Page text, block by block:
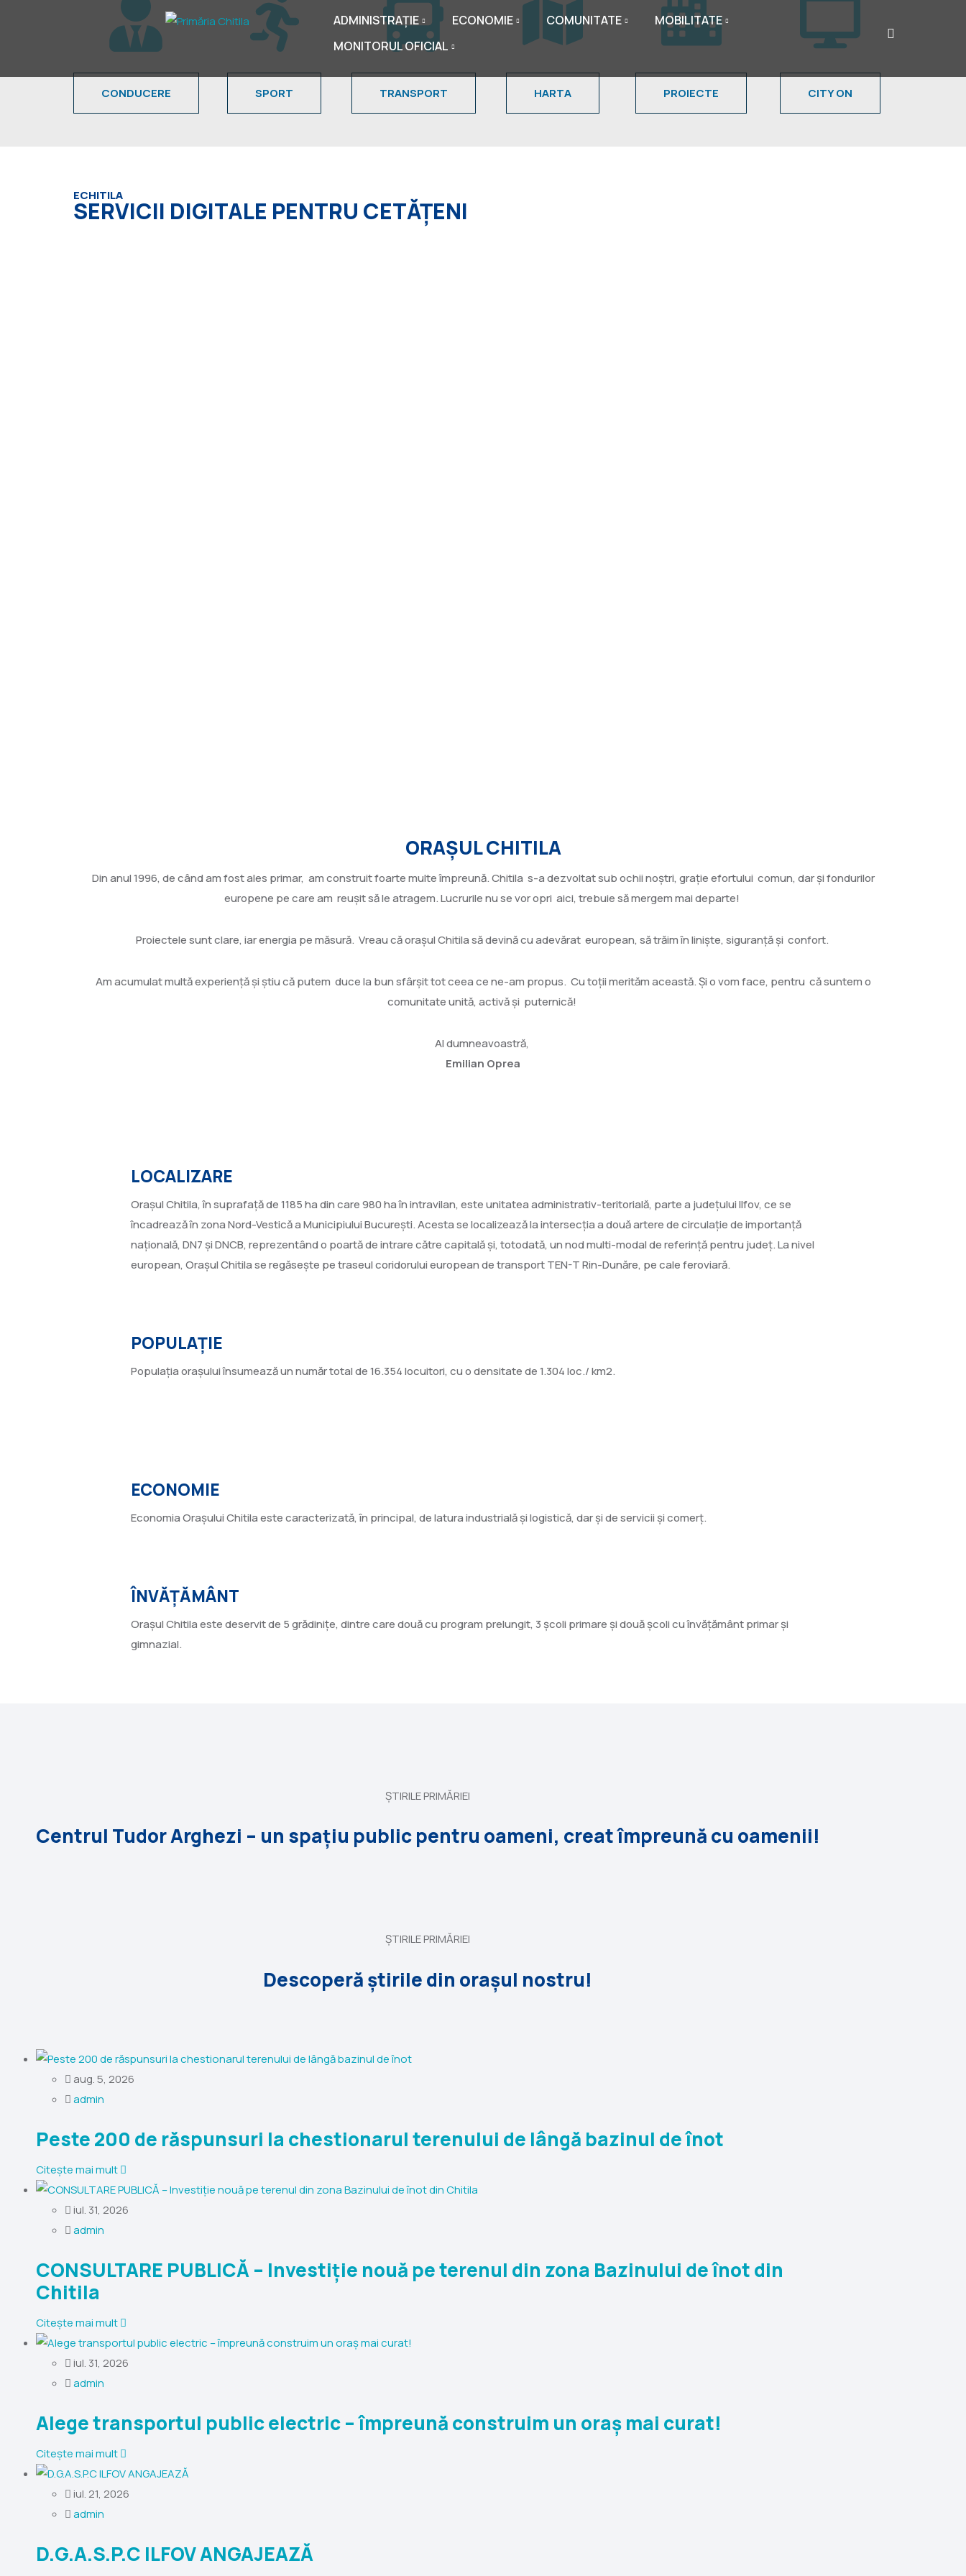
ADMINISTRAȚIE ECONOMIE COMUNITATE
MOBILITATE
MONITORUL OFICIAL
CONDUCERE SPORT TRANSPORT HARTA PROIECTE CITY ON
ECHITILA
SERVICII DIGITALE PENTRU CETĂȚENI
ORAȘUL CHITILA
Din anul 1996, de când am fost ales primar, am construit foarte multe împreună. Chitila s-a dezvoltat sub ochii noştri, graţie efortului comun, dar şi fondurilor
europene pe care am reuşit să le atragem. Lucrurile nu se vor opri aici, trebuie să mergem mai departe!
Proiectele sunt clare, iar energia pe măsură. Vreau că oraşul Chitila să devină cu adevărat european, să trăim în linişte, siguranţă şi confort.
Am acumulat multă experienţă şi ştiu că putem duce la bun sfârşit tot ceea ce ne-am propus. Cu toţii merităm această. Şi o vom face, pentru că suntem o
comunitate unită, activă şi puternică!
Al dumneavoastră,
Emilian Oprea
LOCALIZARE
Orașul Chitila, în suprafață de 1185 ha din care 980 ha în intravilan, este unitatea administrativ-teritorială, parte a județului Ilfov, ce se
încadrează în zona Nord-Vestică a Municipiului București. Acesta se localizează la intersecția a două artere de circulație de importanță
națională, DN7 și DNCB, reprezentând o poartă de intrare către capitală și, totodată, un nod multi-modal de referință pentru județ. La nivel
european, Orașul Chitila se regăsește pe traseul coridorului european de transport TEN-T Rin-Dunăre, pe cale feroviară.
POPULAȚIE
Populația orașului însumează un număr total de 16.354 locuitori, cu o densitate de 1.304 loc./ km2.
ECONOMIE
Economia Orașului Chitila este caracterizată, în principal, de latura industrială și logistică, dar și de servicii și comerț.
ÎNVĂȚĂMÂNT
Orașul Chitila este deservit de 5 grădinițe, dintre care două cu program prelungit, 3 școli primare și două școli cu învățământ primar și
gimnazial.
ȘTIRILE PRIMĂRIEI
Centrul Tudor Arghezi – un spațiu public pentru oameni, creat împreună cu oamenii!
ȘTIRILE PRIMĂRIEI
Descoperă știrile din orașul nostru!
aug. 5, 2026
admin
Peste 200 de răspunsuri la chestionarul terenului de lângă bazinul de înot
Citește mai mult
iul. 31, 2026
admin
CONSULTARE PUBLICĂ – Investiție nouă pe terenul din zona Bazinului de înot din
Chitila
Citește mai mult
iul. 31, 2026
admin
Alege transportul public electric – împreună construim un oraș mai curat!
Citește mai mult
iul. 21, 2026
admin
D.G.A.S.P.C ILFOV ANGAJEAZĂ